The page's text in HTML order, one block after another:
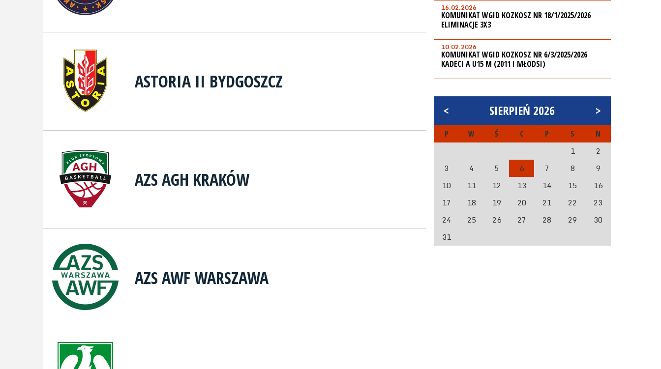
ASTORIA II BYDGOSZCZ
AZS AGH KRAKÓW
AZS AWF WARSZAWA
16.02.2026
KOMUNIKAT WGID KOZKOSZ NR 18/1/2025/2026
ELIMINACJE 3X3
10.02.2026
KOMUNIKAT WGID KOZKOSZ NR 6/3/2025/2026
KADECI A U15 M (2011 I MŁODSI)
< SIERPIEŃ 2026 >
P W Ś C P S N
1
2
3
4 5 6 7 8
9
10
11 12 13 14 15
16
17
18 19 20 21 22
23
24
25 26 27 28 29
30
31